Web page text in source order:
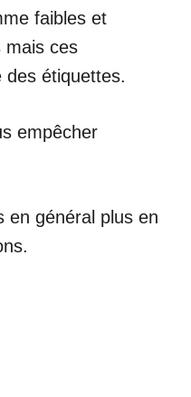
faibles et
mais ces
étiquettes.
empêcher
en général plus en